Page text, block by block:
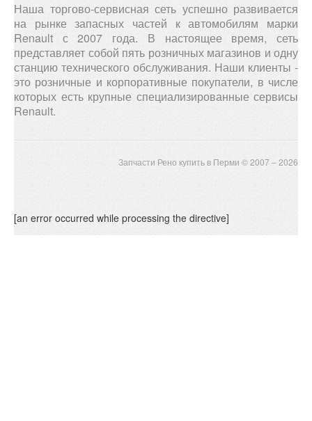
Наша торгово-сервисная сеть успешно развивается
на рынке запасных частей к автомобилям марки
Renault с 2007 года. В настоящее время, сеть
представляет собой пять розничных магазинов и одну
станцию технического обслуживания. Наши клиенты -
это розничные и корпоративные покупатели, в числе
которых есть крупные специализированные сервисы
Renault.
Запчасти Рено купить в Перми © 2007 – 2026
[an error occurred while processing the directive]